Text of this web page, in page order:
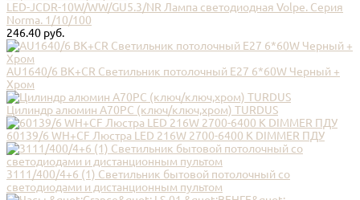
LED-JCDR-10W/WW/GU5.3/NR Лампа светодиодная Volpe. Серия
Norma. 1/10/100
246.40 руб.
AU1640/6 BK+CR Светильник потолочный E27 6*60W Черный +
Хром
Цилиндр алюмин А70PC (ключ/ключ,хром) TURDUS
60139/6 WH+CF Люстра LED 216W 2700-6400 K DIMMER ПДУ
3111/400/4+6 (1) Светильник бытовой потолочный со
светодиодами и дистанционным пультом